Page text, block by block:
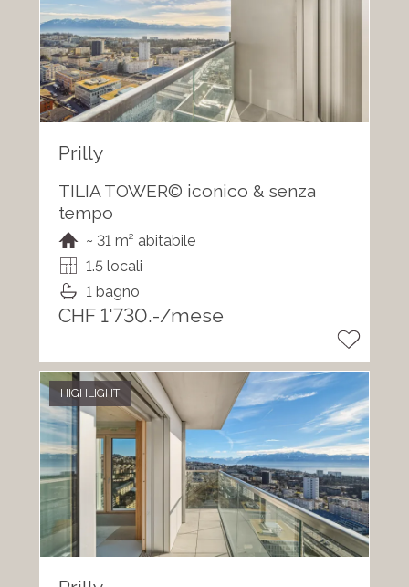
Prilly
TILIA TOWER© iconico & senza
tempo
~ 31 m² abitabile
1.5 locali
1 bagno
CHF 1'730.-/mese
HIGHLIGHT